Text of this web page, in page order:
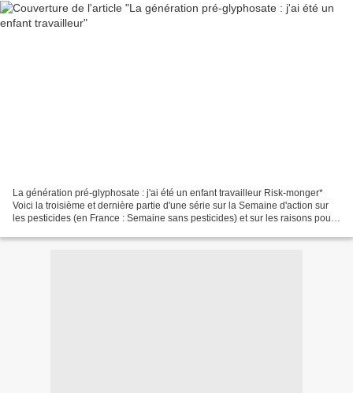
La génération pré-glyphosate : j'ai été un enfant travailleur Risk-monger*
Voici la troisième et dernière partie d'une série sur la Semaine d'action sur
les pesticides (en France : Semaine sans pesticides) et sur les raisons pour